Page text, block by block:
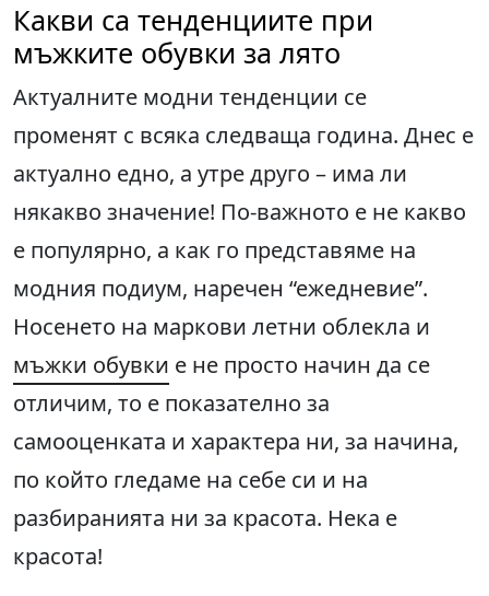
Какви са тенденциите при
мъжките обувки за лято
Актуалните модни тенденции се
променят с всяка следваща година. Днес е
актуално едно, а утре друго – има ли
някакво значение! По-важното е не какво
е популярно, а как го представяме на
модния подиум, наречен “ежедневие”.
Носенето на маркови летни облекла и
мъжки обувки е не просто начин да се
отличим, то е показателно за
самооценката и характера ни, за начина,
по който гледаме на себе си и на
разбиранията ни за красота. Нека е
красота!